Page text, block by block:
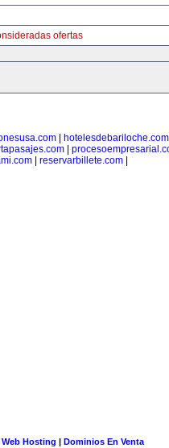
ofertas
| hotelesdebariloche.com|
| reservarbillete.com|
Web Hosting | Dominios En Venta